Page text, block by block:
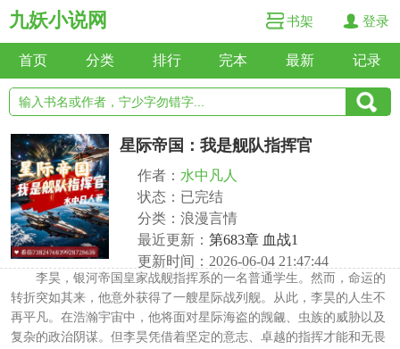
九妖小说网 书架 登录
首页 分类 排行 完本 最新 记录
星际帝国：我是舰队指挥官
作者： 水中凡人
状态：已完结
分类：浪漫言情
最近更新： 第683章 血战1
更新时间：2026-06-04 21:47:44
李昊，银河帝国皇家战舰指挥系的一名普通学生。然而，命运的
转折突如其来，他意外获得了一艘星际战列舰。从此，李昊的人生不
再平凡。在浩瀚宇宙中，他将面对星际海盗的觊觎、虫族的威胁以及
复杂的政治阴谋。但李昊凭借着坚定的意志、卓越的指挥才能和无畏